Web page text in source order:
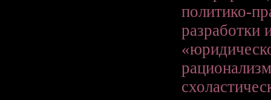
политико-
разработки